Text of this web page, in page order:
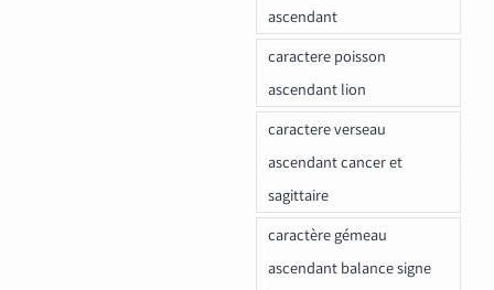
ascendant
caractere poisson
ascendant lion
caractere verseau
ascendant cancer et
sagittaire
caractère gémeau
ascendant balance signe